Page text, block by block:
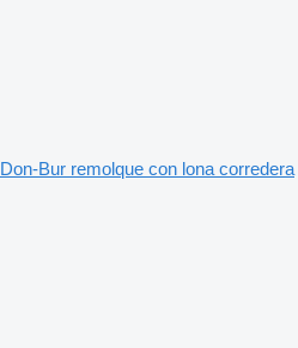
Don-Bur remolque con lona corredera